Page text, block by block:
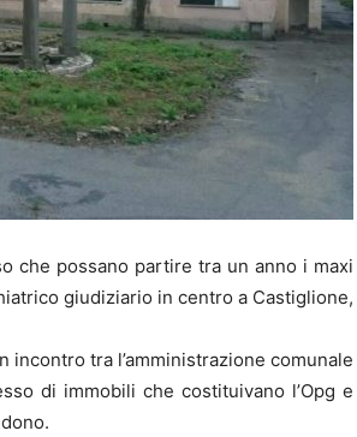
che possano partire tra un anno i maxi
giudiziario in centro a Castiglione,
tra l’amministrazione comunale
di immobili che costituivano l’Opg e